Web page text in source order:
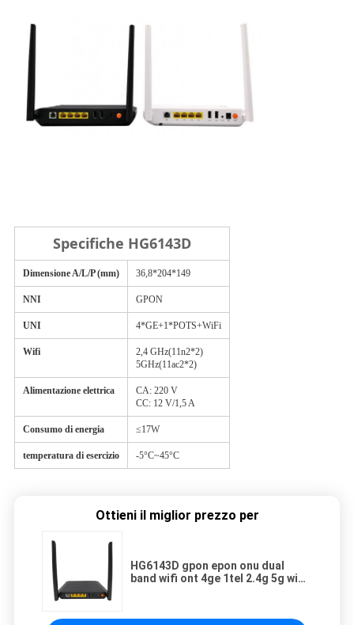
Specifiche HG6143D
Dimensione A/L/P (mm) 36,8*204*149
NNI GPON
UNI 4*GE+1*POTS+WiFi
Wifi
2,4 GHz(11n2*2)
5GHz(11ac2*2)
Alimentazione elettrica
CA: 220 V
CC: 12 V/1,5 A
Consumo di energia ≤17W
temperatura di esercizio -5°C~45°C
Ottieni il miglior prezzo per
HG6143D gpon epon onu dual
band wifi ont 4ge 1tel 2.4g 5g wifi